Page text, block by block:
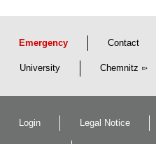
Emergency Contact
University Chemnitz
Login Legal Notice